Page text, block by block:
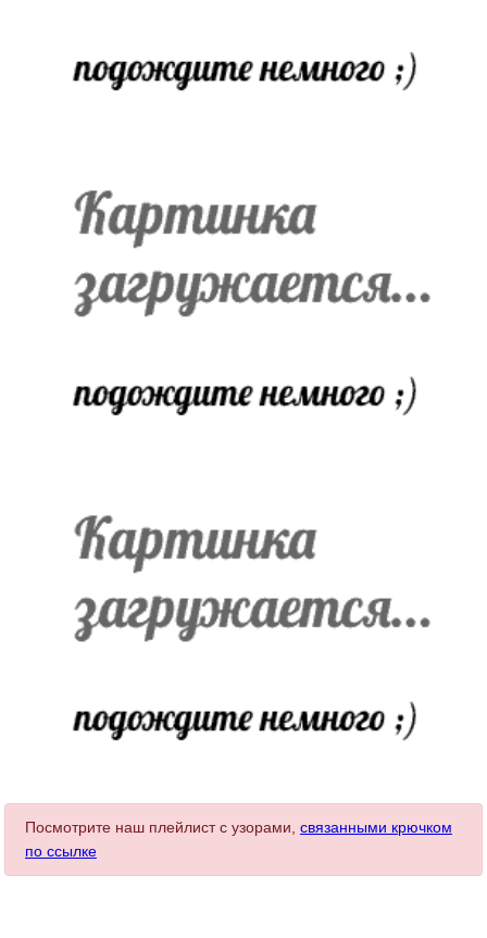
Посмотрите наш плейлист с узорами, связанными крючком
по ссылке